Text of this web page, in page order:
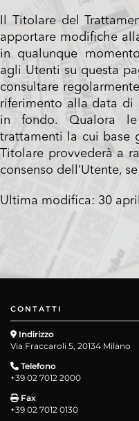
Il Titolare del
apportare modifiche
in qualunque
agli Utenti su questa
consultare
riferimento alla data di
in fondo. Qualora le
trattamenti la cui base
Titolare provvederà a
consenso dell’Utente,
Ultima modifica: 30
CONTATTI
Indirizzo
Via Fraccaroli 5, 20134 Milano
Telefono
+39 02 7012 2000
Fax
+39 02 7012 0130